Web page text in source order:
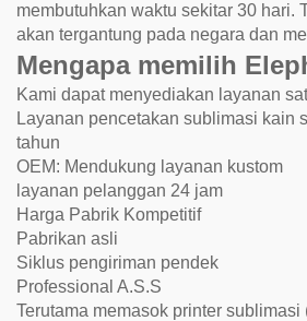
membutuhkan waktu sekitar 30 hari.
akan tergantung pada negara dan
Mengapa memilih
Kami dapat menyediakan layanan
Layanan pencetakan sublimasi kain
tahun
OEM: Mendukung layanan kustom
layanan pelanggan 24 jam
Harga Pabrik Kompetitif
Pabrikan asli
Siklus pengiriman pendek
Professional A.S.S
Terutama memasok printer sublimasi